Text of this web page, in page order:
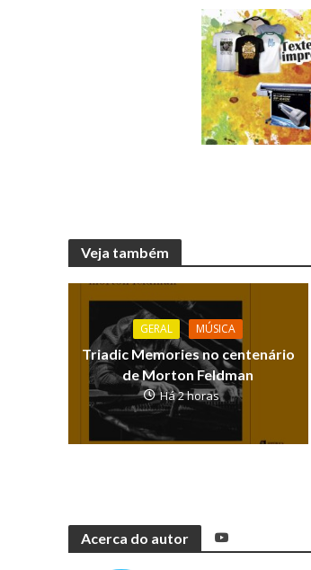
Veja também
GERAL MÚSICA
Triadic Memories no centenário
de Morton Feldman
Há 2 horas
Acerca do autor